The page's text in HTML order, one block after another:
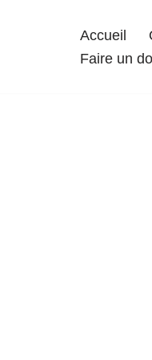
Accueil
Faire un